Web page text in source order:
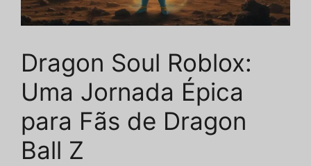
Dragon Soul Roblox:
Uma Jornada Épica
para Fãs de Dragon
Ball Z